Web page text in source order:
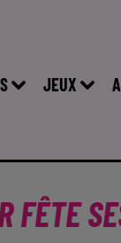
JEUX
FÊTE